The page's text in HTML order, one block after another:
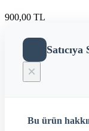
900,00 TL
×
Bu ürün